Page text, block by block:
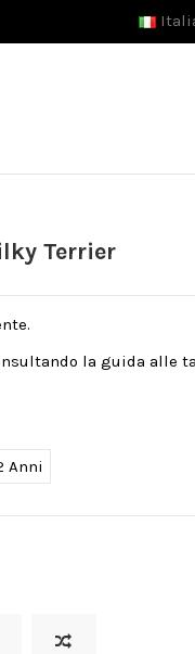
Terrier
la guida alle
Anni